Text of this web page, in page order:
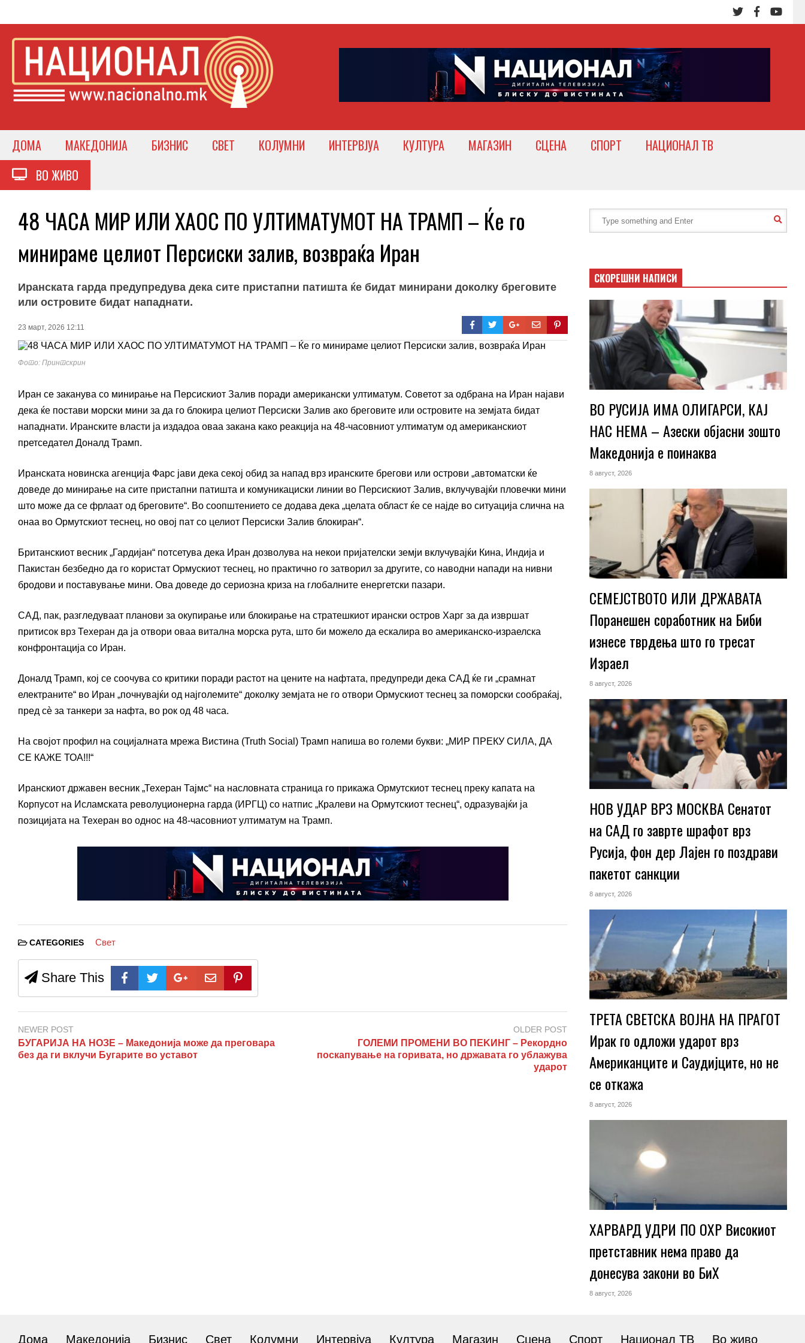
ДОМА МАКЕДОНИЈА БИЗНИС СВЕТ КОЛУМНИ ИНТЕРВЈУА КУЛТУРА МАГАЗИН СЦЕНА СПОРТ
НАЦИОНАЛ ТВ
ВО ЖИВО
48 ЧАСА МИР ИЛИ ХАОС ПО УЛТИМАТУМОТ НА ТРАМП – Ќе го
минираме целиот Персиски залив, возвраќа Иран
Иранската гарда предупредува дека сите пристапни патишта ќе бидат минирани доколку бреговите
или островите бидат нападнати.
23 март, 2026 12:11
Фото: Принтскрин
Иран се заканува со минирање на Персискиот Залив поради американски ултиматум. Советот за одбрана на Иран најави
дека ќе постави морски мини за да го блокира целиот Персиски Залив ако бреговите или островите на земјата бидат
нападнати. Иранските власти ја издадоа оваа закана како реакција на 48-часовниот ултиматум од американскиот
претседател Доналд Трамп.
Иранската новинска агенција Фарс јави дека секој обид за напад врз иранските брегови или острови „автоматски ќе
доведе до минирање на сите пристапни патишта и комуникациски линии во Персискиот Залив, вклучувајќи пловечки мини
што може да се фрлаат од бреговите“. Во соопштението се додава дека „целата област ќе се најде во ситуација слична на
онаа во Ормутскиот теснец, но овој пат со целиот Персиски Залив блокиран“.
Британскиот весник „Гардијан“ потсетува дека Иран дозволува на некои пријателски земји вклучувајќи Кина, Индија и
Пакистан безбедно да го користат Ормускиот теснец, но практично го затворил за другите, со наводни напади на нивни
бродови и поставување мини. Ова доведе до сериозна криза на глобалните енергетски пазари.
САД, пак, разгледуваат планови за окупирање или блокирање на стратешкиот ирански остров Харг за да извршат
притисок врз Техеран да ја отвори оваа витална морска рута, што би можело да ескалира во американско-израелска
конфронтација со Иран.
Доналд Трамп, кој се соочува со критики поради растот на цените на нафтата, предупреди дека САД ќе ги „срамнат
електраните“ во Иран „почнувајќи од најголемите“ доколку земјата не го отвори Ормускиот теснец за поморски сообраќај,
пред сè за танкери за нафта, во рок од 48 часа.
На својот профил на социјалната мрежа Вистина (Truth Social) Трамп напиша во големи букви: „МИР ПРЕКУ СИЛА, ДА
СЕ КАЖЕ ТОА!!!“
Иранскиот државен весник „Техеран Тајмс“ на насловната страница го прикажа Ормутскиот теснец преку капата на
Корпусот на Исламската револуционерна гарда (ИРГЦ) со натпис „Кралеви на Ормутскиот теснец“, одразувајќи ја
позицијата на Техеран во однос на 48-часовниот ултиматум на Трамп.
CATEGORIES Свет
Share This
NEWER POST
БУГАРИЈА НА НОЗЕ – Македонија може да преговара
без да ги вклучи Бугарите во уставот
OLDER POST
ГОЛЕМИ ПРОМЕНИ ВО ПЕKИНГ – Рекордно
поскапување на горивата, но државата го ублажува
ударот
СКОРЕШНИ НАПИСИ
ВО РУСИЈА ИМА ОЛИГАРСИ, КАЈ
НАС НЕМА – Азески објасни зошто
Македонија е поинаква
8 август, 2026
СЕМЕЈСТВОТО ИЛИ ДРЖАВАТА
Поранешен соработник на Биби
изнесе тврдења што го тресат
Израел
8 август, 2026
НОВ УДАР ВРЗ МОСКВА Сенатот
на САД го заврте шрафот врз
Русија, фон дер Лајен го поздрави
пакетот санкции
8 август, 2026
ТРЕТА СВЕТСКА ВОЈНА НА ПРАГОТ
Ирак го одложи ударот врз
Американците и Саудијците, но не
се откажа
8 август, 2026
ХАРВАРД УДРИ ПО ОХР Високиот
претставник нема право да
донесува закони во БиХ
8 август, 2026
Дома Македонија Бизнис Свет Колумни Интервјуа Култура Магазин Сцена Спорт Национал ТВ Во живо